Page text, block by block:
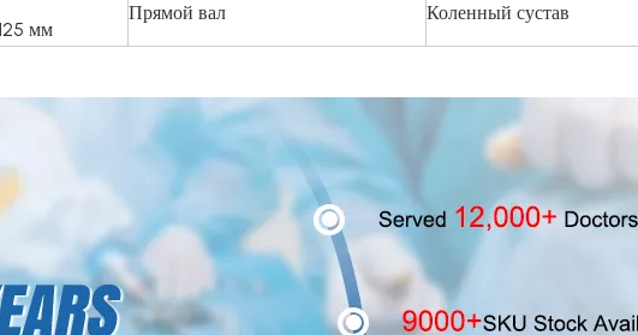
мм
Прямой вал Коленный сустав